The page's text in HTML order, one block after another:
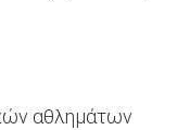
αθλημάτων